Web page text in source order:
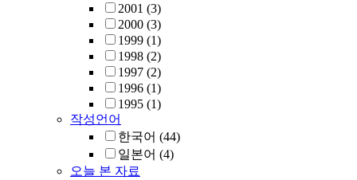
2001 (3)
2000 (3)
1999 (1)
1998 (2)
1997 (2)
1996 (1)
1995 (1)
작성언어
한국어 (44)
일본어 (4)
오늘 본 자료